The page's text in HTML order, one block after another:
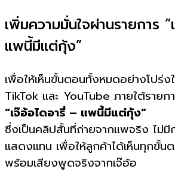
เพิ่มความมั่นใจผ่านรายการ
แพนี้มีแต่กุ้ง”
เพื่อให้เห็นขั้นตอนทั้งหมดอย่างโปร่ง
TikTok และ YouTube ภายใต้รายก
“เจ๊อ้อไดอารี่ – แพนี้มีแต่กุ้ง”
ซึ่งเป็นคลิปสั้นที่ถ่ายจากแพจริง ไม่มี
แสดงแทน เพื่อให้ลูกค้าได้เห็นทุกขั้
พร้อมเสียงพูดจริงจากเจ๊อ้อ